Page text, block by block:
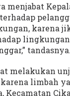
menjabat
karena
tandasnya.
melakukan
karena limbah
Kecamatan